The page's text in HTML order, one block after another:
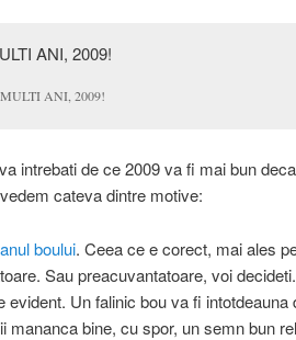
ANI, 2009!
intrebati de ce 2009 va fi mai bun
cateva dintre motive:
anul boului. Ceea ce e corect, mai ales
Sau preacuvantatoare, voi
evident. Un falinic bou va fi
mananca bine, cu spor, un semn bun